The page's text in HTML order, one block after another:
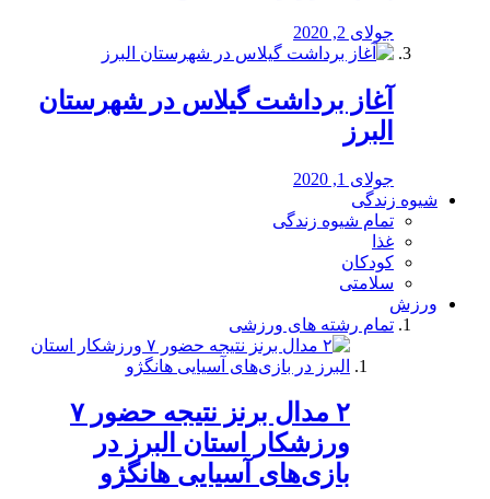
جولای 2, 2020
آغاز برداشت گیلاس در شهرستان
البرز
جولای 1, 2020
شیوه زندگی
تمام شیوه زندگی
غذا
کودکان
سلامتی
ورزش
تمام رشته های ورزشی
۲ مدال برنز نتیجه حضور ۷
ورزشکار استان البرز در
بازی‌های آسیایی هانگژو